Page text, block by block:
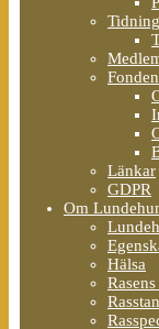
Länkar
GDPR
Om
Hälsa